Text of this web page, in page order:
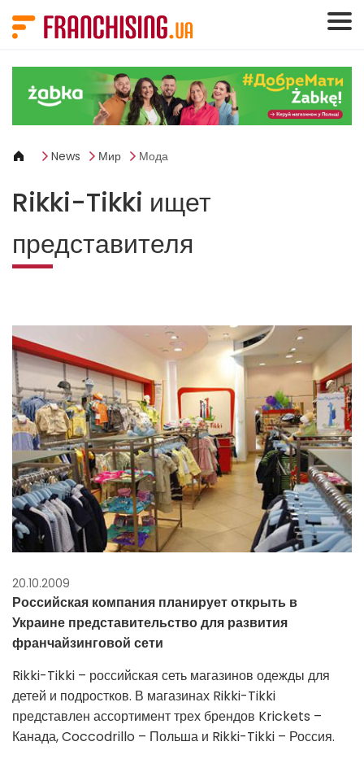
News Мир Мода
Rikki-Tikki ищет
представителя
20.10.2009
Российская компания планирует открыть в
Украине представительство для развития
франчайзинговой сети
Rikki-Tikki – российская сеть магазинов одежды для
детей и подростков. В магазинах Rikki-Tikki
представлен ассортимент трех брендов Krickets –
Канада, Coccodrillo – Польша и Rikki-Tikki – Россия.